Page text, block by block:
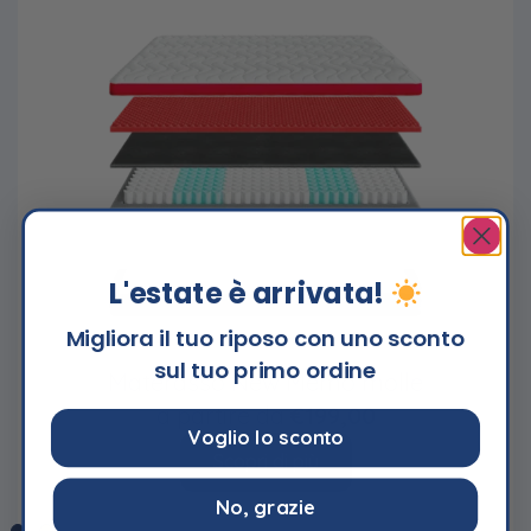
Materasso New Memo molle
a partire da€199,00
L'estate è arrivata!
Migliora il tuo riposo con uno sconto
sul tuo primo ordine
Voglio lo sconto
No, grazie